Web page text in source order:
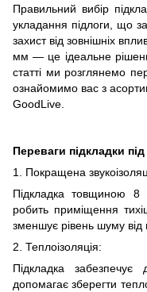
Правильний вибір
укладання підлоги, що
захист від зовнішніх
мм — це ідеальне
статті ми розглянемо
ознайомимо вас з
GoodLive.
Переваги підкладки
1. Покращена
Підкладка товщиною
робить приміщення
зменшує рівень шуму від
2. Теплоізоляція:
Підкладка
допомагає зберегти